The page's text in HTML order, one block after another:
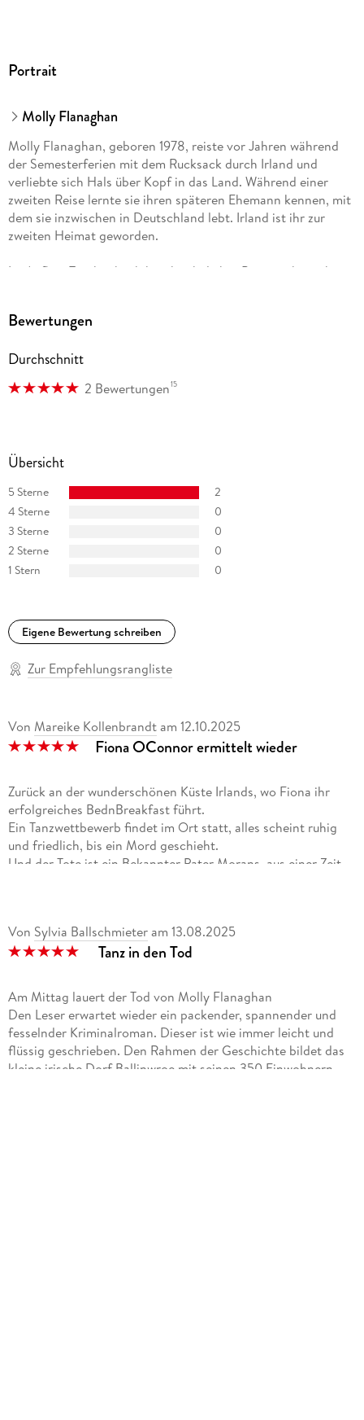
Portrait
Molly Flanaghan
Molly Flanaghan, geboren 1978, reiste vor Jahren während
der Semesterferien mit dem Rucksack durch Irland und
verliebte sich Hals über Kopf in das Land. Während einer
zweiten Reise lernte sie ihren späteren Ehemann kennen, mit
dem sie inzwischen in Deutschland lebt. Irland ist ihr zur
zweiten Heimat geworden.
Im Aufbau Taschenbuch hat ihre beliebte Pensionsbetreiberin
Frühling bringt den Tod' und 'Mit dem Morgen kommt der
Bewertungen
Durchschnitt
2 Bewertungen15
Übersicht
5 Sterne
2
4 Sterne
0
3 Sterne
0
2 Sterne
0
1 Stern
0
Eigene Bewertung schreiben
Zur Empfehlungsrangliste
Von Mareike Kollenbrandt am 12.10.2025
Fiona OConnor ermittelt wieder
Zurück an der wunderschönen Küste Irlands, wo Fiona ihr
erfolgreiches BednBreakfast führt.
Ein Tanzwettbewerb findet im Ort statt, alles scheint ruhig
und friedlich, bis ein Mord geschieht.
Und der Tote ist ein Bekannter Pater Morans, aus einer Zeit,
Aiden.
Wie immer sehr gut zu lesen.
Von Sylvia Ballschmieter am 13.08.2025
Tanz in den Tod
Am Mittag lauert der Tod von Molly Flanaghan
Den Leser erwartet wieder ein packender, spannender und
fesselnder Kriminalroman. Dieser ist wie immer leicht und
flüssig geschrieben. Den Rahmen der Geschichte bildet das
kleine irische Dorf Ballinwroe mit seinen 350 Einwohnern.